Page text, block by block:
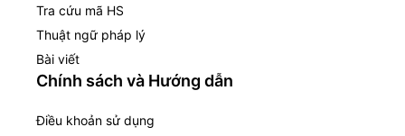
Tra cứu mã HS
Thuật ngữ pháp lý
Bài viết
Chính sách và Hướng dẫn
Điều khoản sử dụng